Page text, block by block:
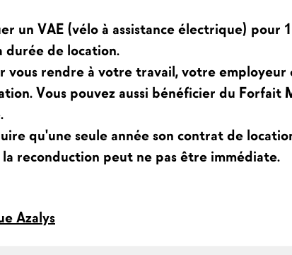
un VAE (vélo à assistance électrique) pour
de location.
vous rendre à votre travail, votre
Vous pouvez aussi bénéficier du
qu'une seule année son contrat de
reconduction peut ne pas être immédiate.
Azalys